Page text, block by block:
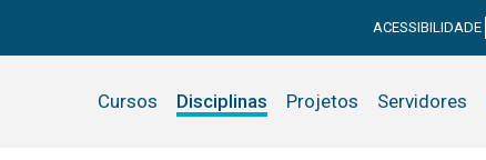
ACESSIBILIDADE
Cursos Disciplinas Projetos Servidores